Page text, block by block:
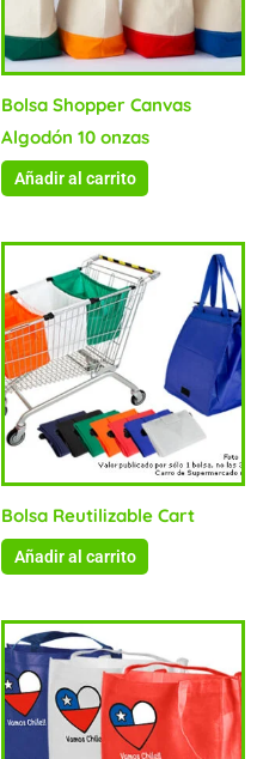
Bolsa Shopper Canvas
Algodón 10 onzas
Añadir al carrito
Bolsa Reutilizable Cart
Añadir al carrito